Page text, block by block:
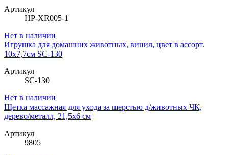
Артикул
HP-XR005-1
Нет в наличии
Игрушка для домашних животных, винил, цвет в ассорт.
10х7,7см SC-130
Артикул
SC-130
Нет в наличии
Щетка массажная для ухода за шерстью д/животных ЧК,
дерево/металл, 21,5х6 см
Артикул
9805